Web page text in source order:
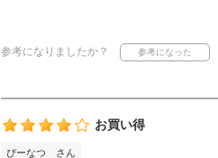
参考になりましたか？
お買い得
ぴーなつ さん